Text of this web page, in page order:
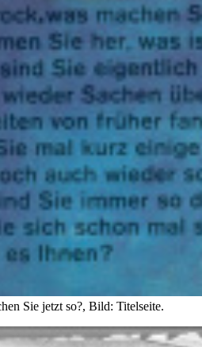
Sie jetzt so?, Bild: Titelseite.